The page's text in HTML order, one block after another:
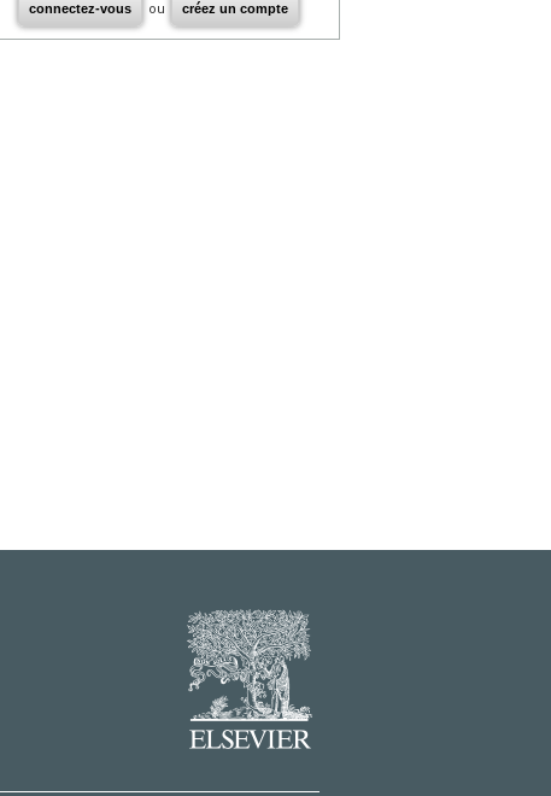
connectez-vous ou créez un compte